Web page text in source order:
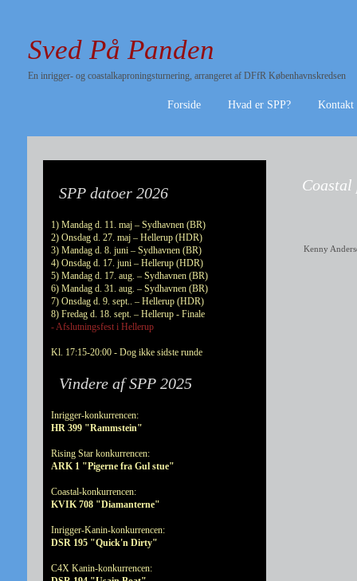
Sved På Panden
En inrigger- og coastalkaproningsturnering, arrangeret af DFfR Københavnskredsen
Forside Hvad er SPP? Kontakt
SPP datoer 2026
1) Mandag d. 11. maj – Sydhavnen (BR)
2) Onsdag d. 27. maj – Hellerup (HDR)
3) Mandag d. 8. juni – Sydhavnen (BR)
4) Onsdag d. 17. juni – Hellerup (HDR)
5) Mandag d. 17. aug. – Sydhavnen (BR)
6) Mandag d. 31. aug. – Sydhavnen (BR)
7) Onsdag d. 9. sept.. – Hellerup (HDR)
8) Fredag d. 18. sept. – Hellerup - Finale
- Afslutningsfest i Hellerup
Kl. 17:15-20:00 - Dog ikke sidste runde
Vindere af SPP 2025
Inrigger-konkurrencen:
HR 399 "Rammstein"
Rising Star konkurrencen:
ARK 1 "Pigerne fra Gul stue"
Coastal-konkurrencen:
KVIK 708 "Diamanterne"
Inrigger-Kanin-konkurrencen:
DSR 195 "Quick'n Dirty"
C4X Kanin-konkurrencen:
Coastal
Kenny